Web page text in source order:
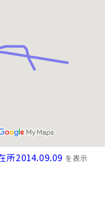
所2014.09.09 を表示